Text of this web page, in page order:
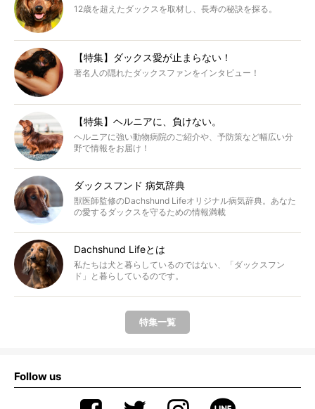
12歳を超えたダックスを取材し、長寿の秘訣を探る。
【特集】ダックス愛が止まらない！
著名人の隠れたダックスファンをインタビュー！
【特集】ヘルニアに、負けない。
ヘルニアに強い動物病院のご紹介や、予防策など幅広い分
野で情報をお届け！
ダックスフンド 病気辞典
獣医師監修のDachshund Lifeオリジナル病気辞典。あなた
の愛するダックスを守るための情報満載
Dachshund Lifeとは
私たちは犬と暮らしているのではない、「ダックスフン
ド」と暮らしているのです。
特集一覧
Follow us